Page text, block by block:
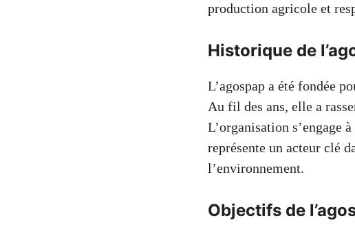
production agricole et
Historique de
L’agospap a été fondée
Au fil des ans, elle a
L’organisation s’engage
représente un acteur clé
l’environnement.
Objectifs de